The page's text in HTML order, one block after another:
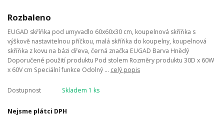
Rozbaleno
EUGAD skříňka pod umyvadlo 60x60x30 cm, koupelnová skříňka s
výškově nastavitelnou příčkou, malá skříňka do koupelny, koupelnová
skříňka z kovu na bázi dřeva, černá značka EUGAD Barva Hnědý
Doporučené použití produktu Pod stolem Rozměry produktu 30D x 60W
x 60V cm Speciální funkce Odolný ... celý popis
Dostupnost Skladem 1 ks
Nejsme plátci DPH